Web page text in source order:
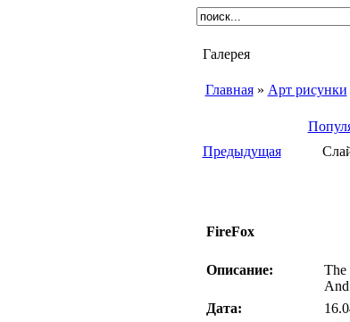
Галерея
Главная» Арт рисунки
Предыдущая
FireFox
Описание:
The
Дата: